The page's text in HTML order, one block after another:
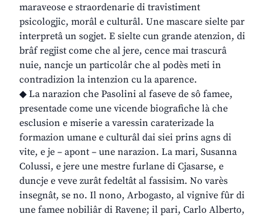
maraveose e straordenarie di travistiment
psicologjic, morâl e culturâl. Une mascare sielte par
interpretâ un sogjet. E sielte cun grande atenzion, di
brâf regjist come che al jere, cence mai trascurâ
nuie, nancje un particolâr che al podès meti in
contradizion la intenzion cu la aparence.
◆ La narazion che Pasolini al faseve de sô famee,
presentade come une vicende biografiche là che
esclusion e miserie a varessin caraterizade la
formazion umane e culturâl dai siei prins agns di
vite, e je – apont – une narazion. La mari, Susanna
Colussi, e jere une mestre furlane di Cjasarse, e
duncje e veve zurât fedeltât al fassisim. No varès
insegnât, se no. Il nono, Arbogasto, al vignive fûr di
une famee nobiliâr di Ravene; il pari, Carlo Alberto,